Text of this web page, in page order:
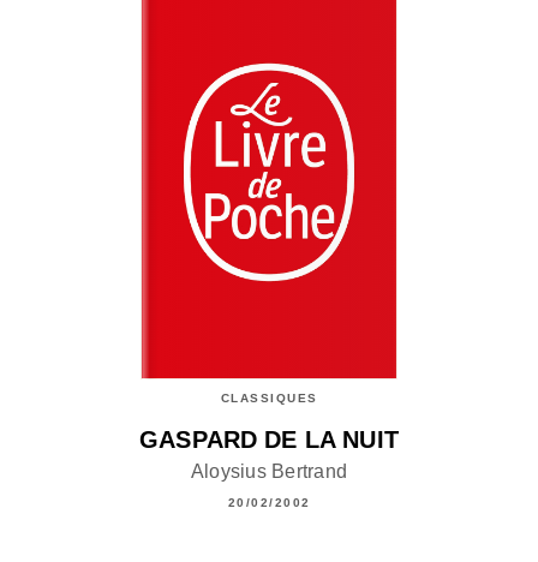
CLASSIQUES
GASPARD DE LA NUIT
Aloysius Bertrand
20/02/2002